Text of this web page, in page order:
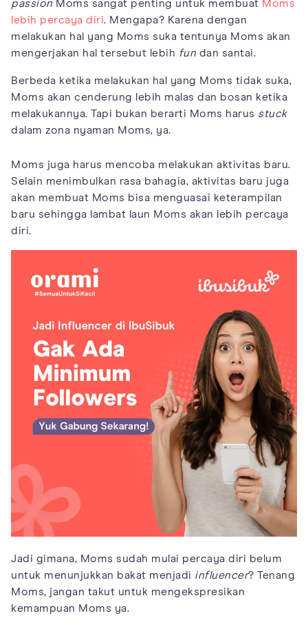
passion Moms sangat penting untuk membuat Moms
lebih percaya diri. Mengapa? Karena dengan
melakukan hal yang Moms suka tentunya Moms akan
mengerjakan hal tersebut lebih fun dan santai.
Berbeda ketika melakukan hal yang Moms tidak suka,
Moms akan cenderung lebih malas dan bosan ketika
melakukannya. Tapi bukan berarti Moms harus stuck
dalam zona nyaman Moms, ya.
Moms juga harus mencoba melakukan aktivitas baru.
Selain menimbulkan rasa bahagia, aktivitas baru juga
akan membuat Moms bisa menguasai keterampilan
baru sehingga lambat laun Moms akan lebih percaya
diri.
Jadi gimana, Moms sudah mulai percaya diri belum
untuk menunjukkan bakat menjadi influencer? Tenang
Moms, jangan takut untuk mengekspresikan
kemampuan Moms ya.